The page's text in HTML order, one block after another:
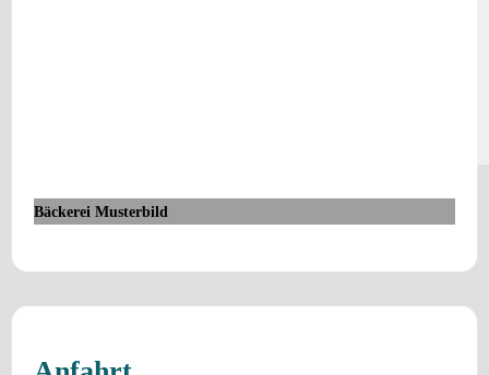
Bäckerei Musterbild